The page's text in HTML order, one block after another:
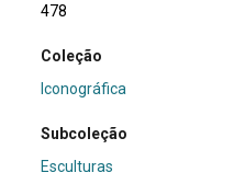
478
Coleção
Iconográfica
Subcoleção
Esculturas